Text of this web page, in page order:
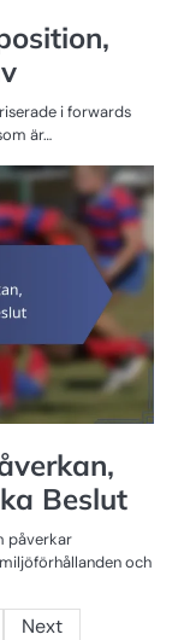
i forwards
är…
Beslut
påverkar
och
Next